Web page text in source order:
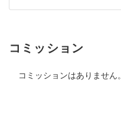
コミッション
コミッションはありません。